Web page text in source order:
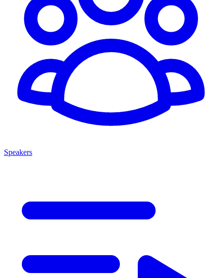
Speakers